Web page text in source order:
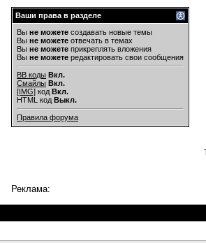
Ваши права в разделе
Вы не можете создавать новые темы
Вы не можете отвечать в темах
Вы не можете прикреплять вложения
Вы не можете редактировать свои сообщения
BB коды Вкл.
Смайлы Вкл.
[IMG] код Вкл.
HTML код Выкл.
Правила форума
Реклама: